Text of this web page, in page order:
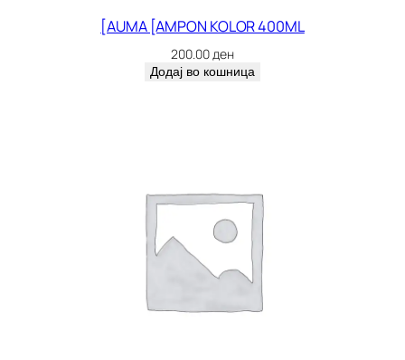
[AUMA [AMPON KOLOR 400ML
200.00ден
Додај во кошница